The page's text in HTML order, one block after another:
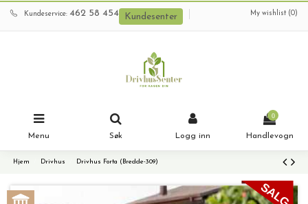
Kundeservice: 462 58 454 Kundesenter My wishlist (0)
Menu Søk Logg inn
0
Handlevogn
Hjem Drivhus Drivhus Forta (Bredde-309)